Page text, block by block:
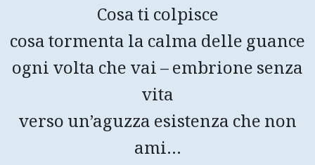
Cosa ti colpisce
cosa tormenta la calma delle guance
ogni volta che vai – embrione senza
vita
verso un’aguzza esistenza che non
ami…